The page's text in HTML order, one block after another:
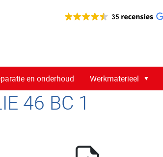
en onderhoud Werkmaterieel
46 BC 1